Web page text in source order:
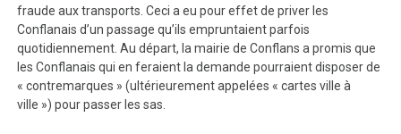
fraude aux transports. Ceci a eu pour effet de priver les
Conflanais d’un passage qu’ils empruntaient parfois
quotidiennement. Au départ, la mairie de Conflans a promis que
les Conflanais qui en feraient la demande pourraient disposer de
« contremarques » (ultérieurement appelées « cartes ville à
ville ») pour passer les sas.